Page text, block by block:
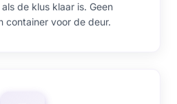
de klus klaar is. Geen
container voor de deur.